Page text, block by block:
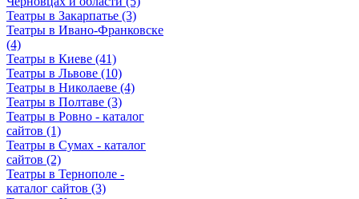
Театры в Закарпатье (3)
Театры в Ивано-Франковске
(4)
Театры в Киеве (41)
Театры в Львове (10)
Театры в Николаеве (4)
Театры в Полтаве (3)
Театры в Ровно - каталог
сайтов (1)
Театры в Сумах - каталог
сайтов (2)
Театры в Тернополе -
каталог сайтов (3)